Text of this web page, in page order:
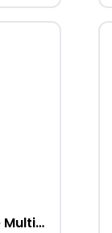
Accessoire de cuisine Multifonctions